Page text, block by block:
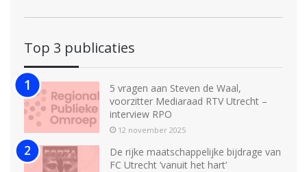
Top 3 publicaties
5 vragen aan Steven de Waal,
voorzitter Mediaraad RTV Utrecht –
interview RPO
12 november 2025
De rijke maatschappelijke bijdrage van
FC Utrecht ‘vanuit het hart’